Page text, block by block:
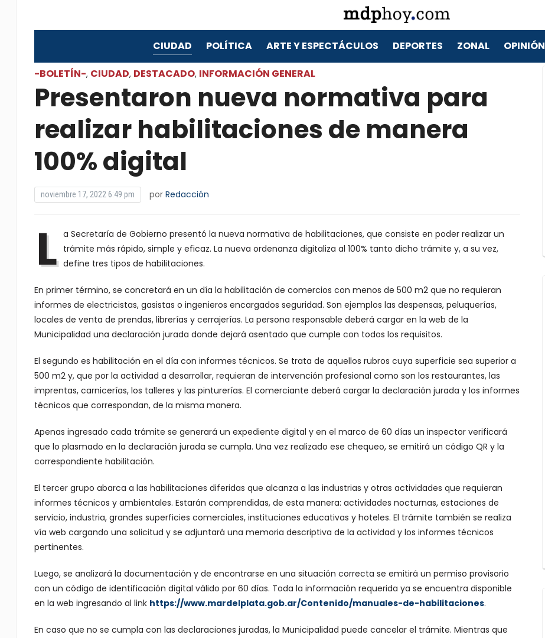
CIUDAD POLÍTICA ARTE Y ESPECTÁCULOS DEPORTES ZONAL OPINIÓN
-BOLETÍN-, CIUDAD, DESTACADO, INFORMACIÓN GENERAL
Presentaron nueva normativa para
realizar habilitaciones de manera
100% digital
noviembre 17, 2022 6:49 pm por Redacción
L a Secretaría de Gobierno presentó la nueva normativa de habilitaciones, que consiste en poder realizar un
trámite más rápido, simple y eficaz. La nueva ordenanza digitaliza al 100% tanto dicho trámite y, a su vez,
define tres tipos de habilitaciones.
En primer término, se concretará en un día la habilitación de comercios con menos de 500 m2 que no requieran
informes de electricistas, gasistas o ingenieros encargados seguridad. Son ejemplos las despensas, peluquerías,
locales de venta de prendas, librerías y cerrajerías. La persona responsable deberá cargar en la web de la
Municipalidad una declaración jurada donde dejará asentado que cumple con todos los requisitos.
El segundo es habilitación en el día con informes técnicos. Se trata de aquellos rubros cuya superficie sea superior a
500 m2 y, que por la actividad a desarrollar, requieran de intervención profesional como son los restaurantes, las
imprentas, carnicerías, los talleres y las pinturerías. El comerciante deberá cargar la declaración jurada y los informes
técnicos que correspondan, de la misma manera.
Apenas ingresado cada trámite se generará un expediente digital y en el marco de 60 días un inspector verificará
que lo plasmado en la declaración jurada se cumpla. Una vez realizado ese chequeo, se emitirá un código QR y la
correspondiente habilitación.
El tercer grupo abarca a las habilitaciones diferidas que alcanza a las industrias y otras actividades que requieran
informes técnicos y ambientales. Estarán comprendidas, de esta manera: actividades nocturnas, estaciones de
servicio, industria, grandes superficies comerciales, instituciones educativas y hoteles. El trámite también se realiza
vía web cargando una solicitud y se adjuntará una memoria descriptiva de la actividad y los informes técnicos
pertinentes.
Luego, se analizará la documentación y de encontrarse en una situación correcta se emitirá un permiso provisorio
con un código de identificación digital válido por 60 días. Toda la información requerida ya se encuentra disponible
en la web ingresando al link https://www.mardelplata.gob.ar/Contenido/manuales-de-habilitaciones.
En caso que no se cumpla con las declaraciones juradas, la Municipalidad puede cancelar el trámite. Mientras que